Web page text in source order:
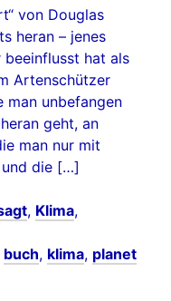
von Douglas
heran – jenes
beeinflusst hat als
Artenschützer
man unbefangen
geht, an
man nur mit
und die […]
, Klima,
buch, klima, planet